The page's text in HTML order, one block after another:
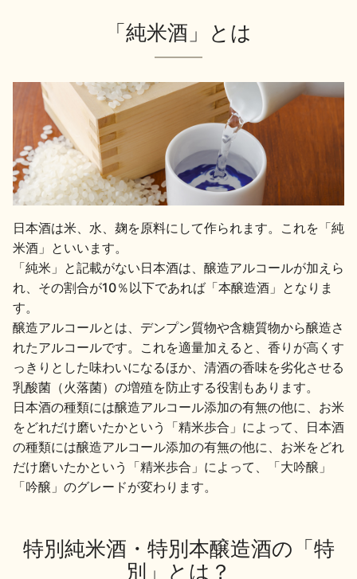
「純米酒」とは
日本酒は米、水、麹を原料にして作られます。これを「純
米酒」といいます。
「純米」と記載がない日本酒は、醸造アルコールが加えら
れ、その割合が10％以下であれば「本醸造酒」となりま
す。
醸造アルコールとは、デンプン質物や含糖質物から醸造さ
れたアルコールです。これを適量加えると、香りが高くす
っきりとした味わいになるほか、清酒の香味を劣化させる
乳酸菌（火落菌）の増殖を防止する役割もあります。
日本酒の種類には醸造アルコール添加の有無の他に、お米
をどれだけ磨いたかという「精米歩合」によって、日本酒
の種類には醸造アルコール添加の有無の他に、お米をどれ
だけ磨いたかという「精米歩合」によって、「大吟醸」
「吟醸」のグレードが変わります。
特別純米酒・特別本醸造酒の「特
別」とは？